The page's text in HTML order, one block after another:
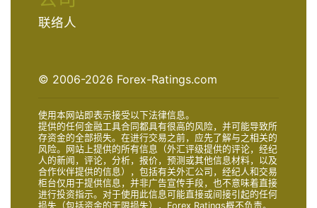
联络人
© 2006-2026 Forex-Ratings.com
使用本网站即表示接受以下法律信息。
提供的任何金融工具合同都具有很高的风险，并可能导致所
存资金的全部损失。在进行交易之前，应先了解与之相关的
风险。网站上提供的所有信息（外汇评级提供的评论，经纪
人的新闻，评论，分析，报价，预测或其他信息材料，以及
合作伙伴提供的信息），包括有关外汇公司，经纪人和交易
柜台仅用于提供信息，并非广告宣传手段，也不意味着直接
进行投资指示。对于使用此信息可能直接或间接引起的任何
损失（包括资金的无限损失），Forex Ratings概不负责。